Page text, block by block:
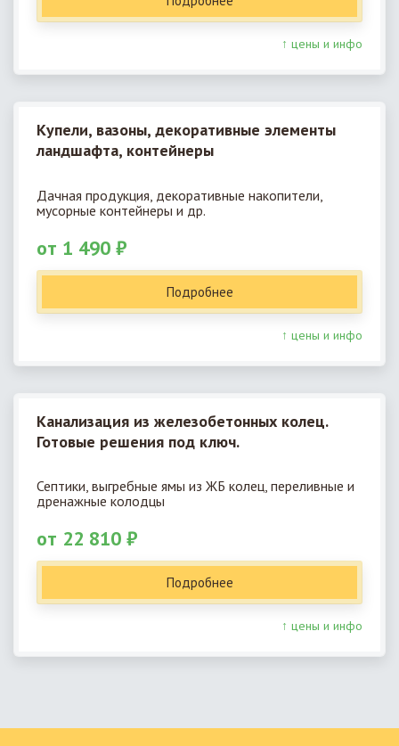
↑ цены и инфо
Купели, вазоны, декоративные элементы
ландшафта, контейнеры
Дачная продукция, декоративные накопители,
мусорные контейнеры и др.
от 1 490 ₽
Подробнее
↑ цены и инфо
Канализация из железобетонных колец.
Готовые решения под ключ.
Септики, выгребные ямы из ЖБ колец, переливные и
дренажные колодцы
от 22 810 ₽
Подробнее
↑ цены и инфо